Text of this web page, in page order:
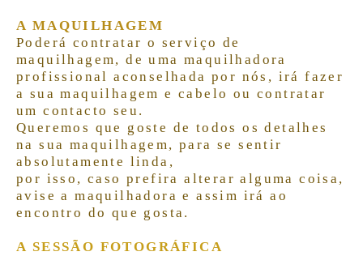
A MAQUILHAGEM
Poderá contratar o serviço de
maquilhagem, de uma maquilhadora
profissional aconselhada por nós, irá fazer
a sua maquilhagem e cabelo ou contratar
um contacto seu.
Queremos que goste de todos os detalhes
na sua maquilhagem, para se sentir
absolutamente linda,
por isso, caso prefira alterar alguma coisa,
avise a maquilhadora e assim irá ao
encontro do que gosta.
A SESSÃO FOTOGRÁFICA